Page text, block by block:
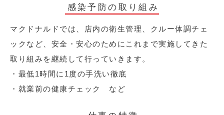
感染予防の取り組み
マクドナルドでは、店内の衛生管理、クルー体調チェ
ックなど、安全・安心のためにこれまで実施してきた
取り組みを継続して行っていきます。
・最低1時間に1度の手洗い徹底
・就業前の健康チェック など